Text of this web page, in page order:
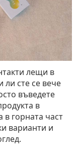
лещи в
сте се вече
въведете
в
в горната част
варианти и